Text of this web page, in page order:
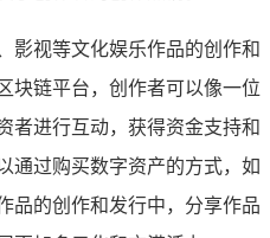
影视等文化娱乐作品的创作和
块链平台，创作者可以像一位
者进行互动，获得资金支持和
通过购买数字资产的方式，如
品的创作和发行中，分享作品